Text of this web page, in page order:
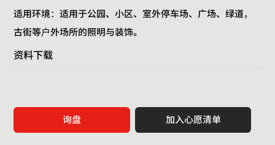
适用环境：适用于公园、小区、室外停车场、广场、绿道，
古街等户外场所的照明与装饰。
资料下载
询盘 加入心愿清单